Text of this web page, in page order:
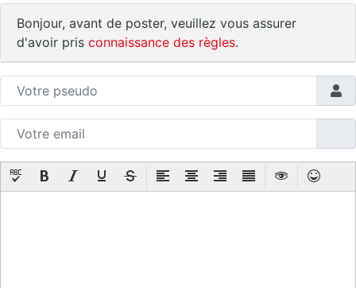
Bonjour, avant de poster, veuillez vous assurer
d'avoir pris connaissance des règles.